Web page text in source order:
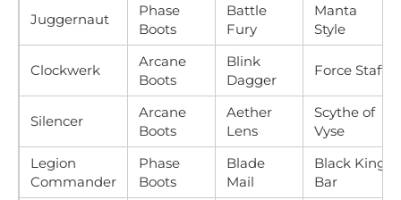
Juggernaut
Phase
Boots
Battle
Fury
Manta
Style
Clockwerk
Arcane
Boots
Blink
Dagger
Force Staff
Silencer
Arcane
Boots
Aether
Lens
Scythe of
Vyse
Legion
Commander
Phase
Boots
Blade
Mail
Black King
Bar